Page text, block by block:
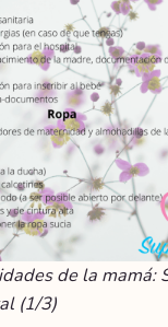
de la mamá:
(1/3)